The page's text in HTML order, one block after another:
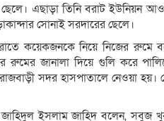
এছাড়া তিনি বরাট ইউনিয়ন
সোনাই সরদারের ছে‌লে।
কয়েকজনকে নিয়ে নিজের রু‌মে
রু‌মের জানালা দি‌য়ে গু‌লি ক‌রে
সদর হাসপাতালে নেওয়া
জা‌হিদুল ইসলাম জা‌হিদ বলেন, সবুজ